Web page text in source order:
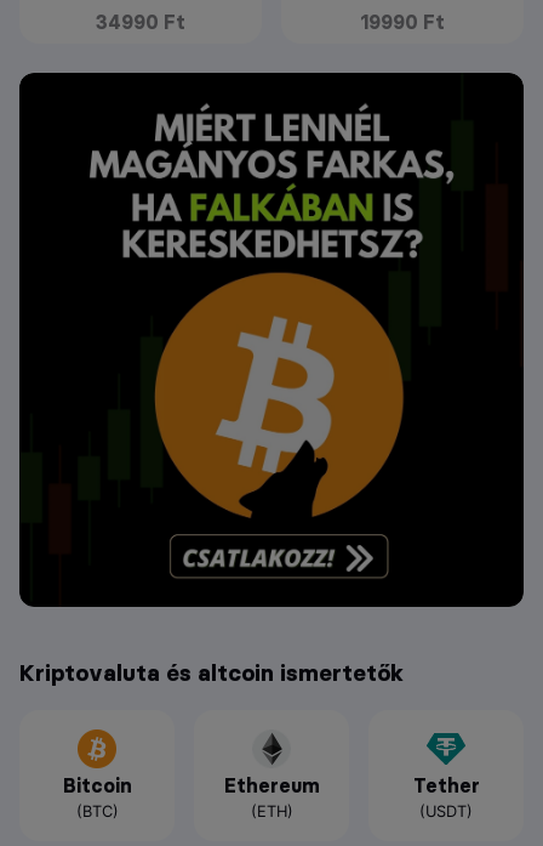
34990 Ft 19990 Ft
Kriptovaluta és altcoin ismertetők
Bitcoin
(BTC)
Ethereum
(ETH)
Tether
(USDT)